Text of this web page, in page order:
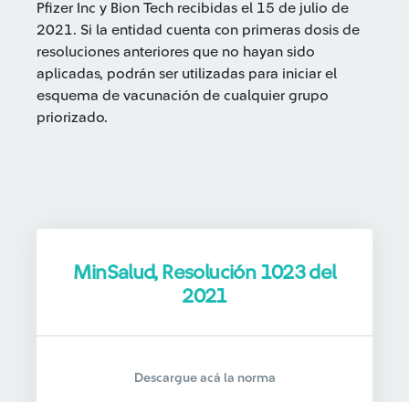
Pfizer Inc y Bion Tech recibidas el 15 de julio de
2021. Si la entidad cuenta con primeras dosis de
resoluciones anteriores que no hayan sido
aplicadas, podrán ser utilizadas para iniciar el
esquema de vacunación de cualquier grupo
priorizado.
MinSalud, Resolución 1023 del
2021
Descargue acá la norma